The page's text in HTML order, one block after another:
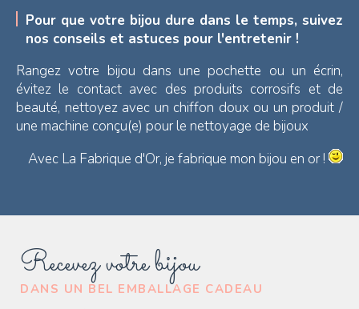
Recevez votre bijou
DANS UN BEL EMBALLAGE CADEAU
Pour que votre bijou dure dans le temps, suivez
nos conseils et astuces pour l'entretenir !
Rangez votre bijou dans une pochette ou un écrin,
évitez le contact avec des produits corrosifs et de
beauté, nettoyez avec un chiffon doux ou un produit /
une machine conçu(e) pour le nettoyage de bijoux
Avec La Fabrique d'Or, je fabrique mon bijou en or !